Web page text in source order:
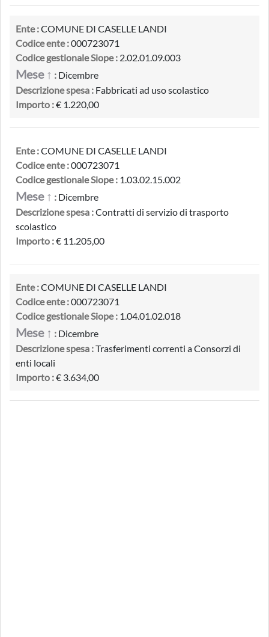
Ente :COMUNE DI CASELLE LANDI
Codice ente :000723071
Codice gestionale Siope : 2.02.01.09.003
Mese ↑ : Dicembre
Descrizione spesa : Fabbricati ad uso scolastico
Importo :€ 1.220,00
Ente :COMUNE DI CASELLE LANDI
Codice ente :000723071
Codice gestionale Siope : 1.03.02.15.002
Mese ↑ : Dicembre
Descrizione spesa :Contratti di servizio di trasporto
scolastico
Importo :€ 11.205,00
Ente :COMUNE DI CASELLE LANDI
Codice ente :000723071
Codice gestionale Siope : 1.04.01.02.018
Mese ↑ : Dicembre
Descrizione spesa :Trasferimenti correnti a Consorzi di
enti locali
Importo :€ 3.634,00